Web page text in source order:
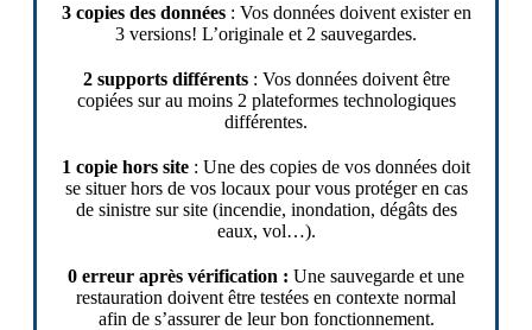
3 copies des données: Vos données doivent exister en
3 versions! L’originale et 2 sauvegardes.
2 supports différents : Vos données doivent être
copiées sur au moins 2 plateformes technologiques
différentes.
1 copie hors site : Une des copies de vos données doit
se situer hors de vos locaux pour vous protéger en cas
de sinistre sur site (incendie, inondation, dégâts des
eaux, vol…).
0 erreur après vérification : Une sauvegarde et une
restauration doivent être testées en contexte normal
afin de s’assurer de leur bon fonctionnement.